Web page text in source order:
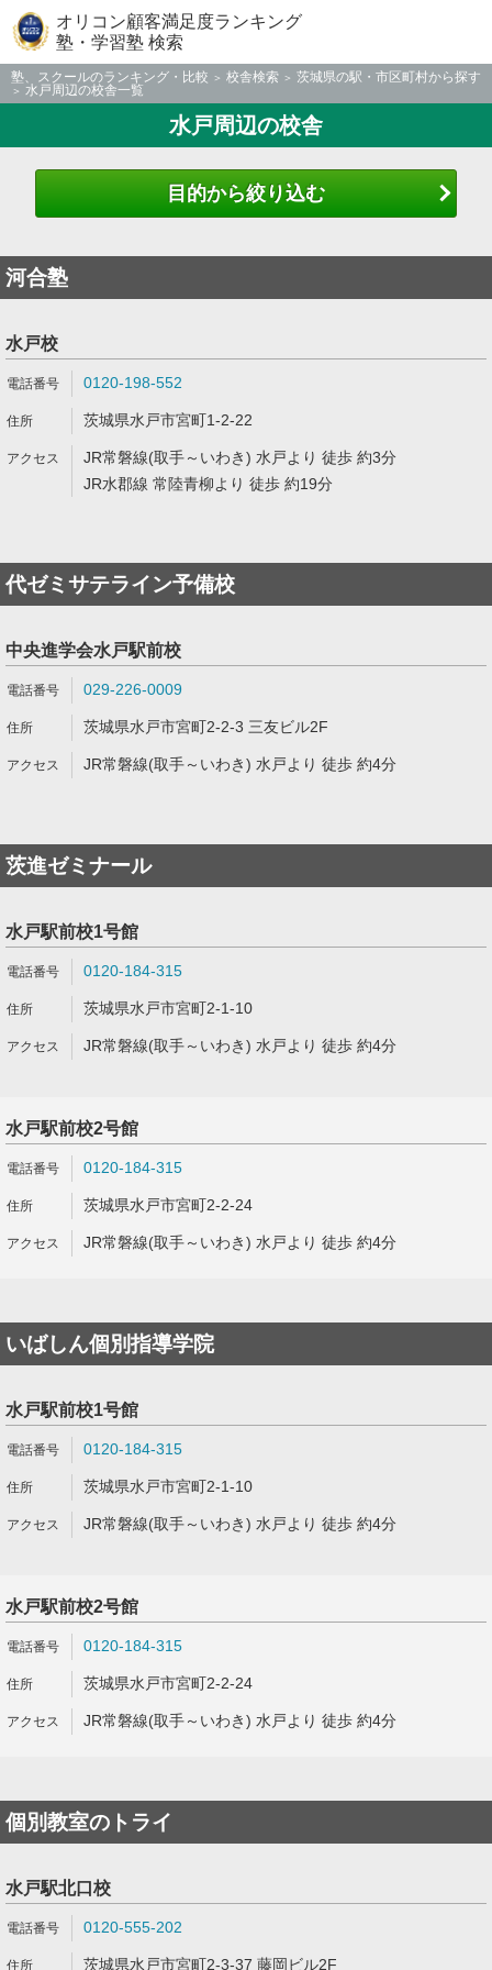
オリコン顧客満足度ランキング
塾・学習塾 検索
塾、スクールのランキング・比較 校舎検索
茨城県の駅・市区町村から探す
水戸周辺の校舎一覧
水戸周辺の校舎
目的から絞り込む
河合塾
水戸校
0120-198-552
茨城県水戸市宮町1-2-22
JR常磐線(取手～いわき) 水戸より 徒歩 約3分
JR水郡線 常陸青柳より 徒歩 約19分
代ゼミサテライン予備校
中央進学会水戸駅前校
029-226-0009
茨城県水戸市宮町2-2-3 三友ビル2F
JR常磐線(取手～いわき) 水戸より 徒歩 約4分
茨進ゼミナール
水戸駅前校1号館
0120-184-315
茨城県水戸市宮町2-1-10
JR常磐線(取手～いわき) 水戸より 徒歩 約4分
水戸駅前校2号館
0120-184-315
茨城県水戸市宮町2-2-24
JR常磐線(取手～いわき) 水戸より 徒歩 約4分
いばしん個別指導学院
水戸駅前校1号館
0120-184-315
茨城県水戸市宮町2-1-10
JR常磐線(取手～いわき) 水戸より 徒歩 約4分
水戸駅前校2号館
0120-184-315
茨城県水戸市宮町2-2-24
JR常磐線(取手～いわき) 水戸より 徒歩 約4分
個別教室のトライ
水戸駅北口校
0120-555-202
茨城県水戸市宮町2-3-37 藤岡ビル2F